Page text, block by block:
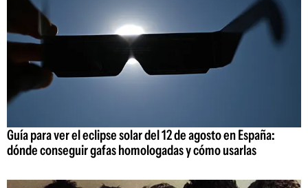
Guía para ver el eclipse solar del 12 de agosto en España:
dónde conseguir gafas homologadas y cómo usarlas